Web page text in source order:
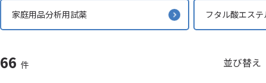
家庭用品分析用試薬 フタル酸エス
66 件 並び替え